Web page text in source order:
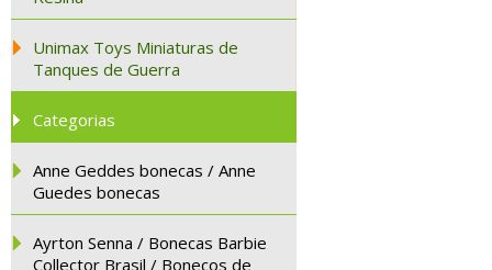
Unimax Toys Miniaturas de
Tanques de Guerra
Categorias
Anne Geddes bonecas / Anne
Guedes bonecas
Ayrton Senna / Bonecas Barbie
Collector Brasil / Bonecos de